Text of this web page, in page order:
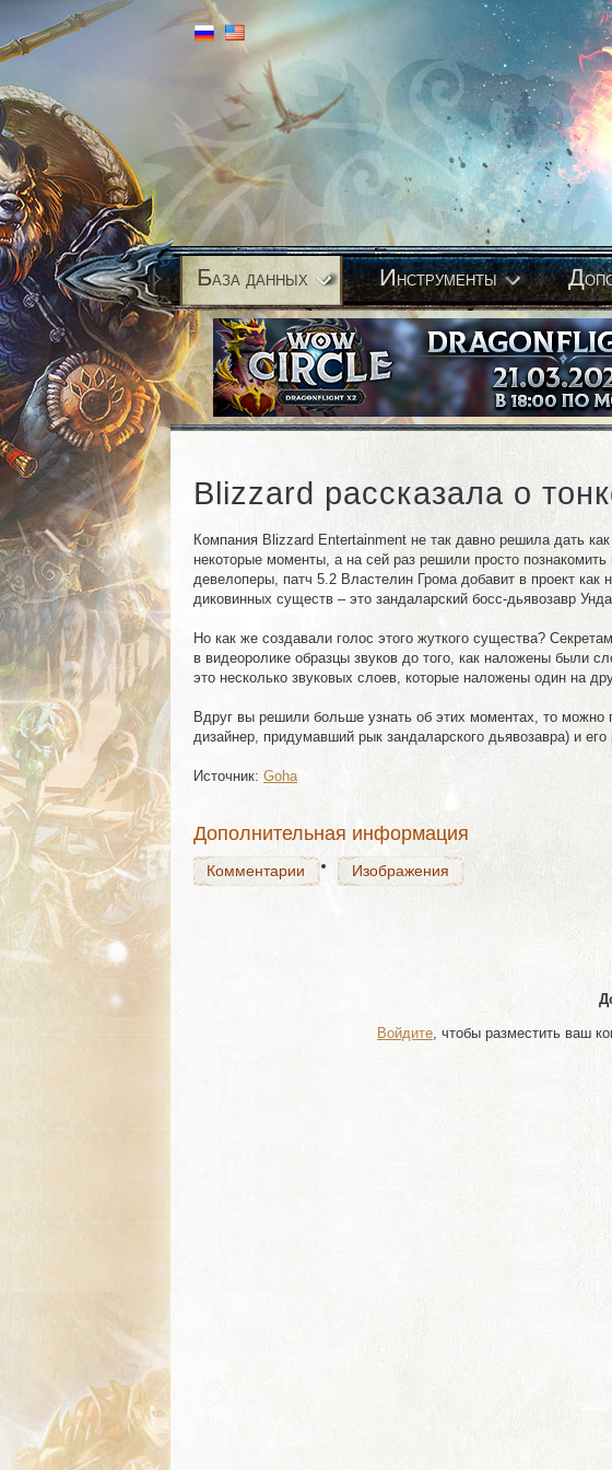
База данных Инструменты Д
Blizzard рассказала о
Компания Blizzard Entertainment не так давно решила дать
некоторые моменты, а на сей раз решили просто
девелоперы, патч 5.2 Властелин Грома добавит в проект
диковинных существ – это зандаларский босс-дьявозавр
Но как же создавали голос этого жуткого существа?
в видеоролике образцы звуков до того, как наложены были
это несколько звуковых слоев, которые наложены один на
Вдруг вы решили больше узнать об этих моментах, то можно
дизайнер, придумавший рык зандаларского дьявозавра) и
Источник: Goha
Дополнительная информация
Комментарии
Комментарии Изображения
Войдите , чтобы разместить ваш